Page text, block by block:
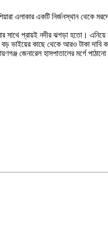
এলাকার একটি নির্জনস্থান থেকে
সাথে প্রায়ই নদীর ঝগড়া হতো।
ভাইয়ের কাছে থেকে আরও টাকা দাবি
জেনারেল হাসপাতালের মর্গে